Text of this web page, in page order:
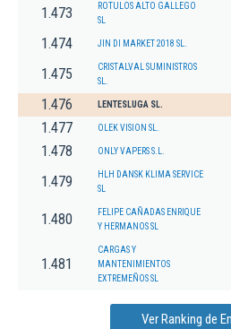
1.473
ROTULOS ALTO GALLEGO
SL
1.474 JIN DI MARKET 2018 SL.
1.475
CRISTALVAL SUMINISTROS
SL.
1.476 LENTESLUGA SL.
1.477 OLEK VISION SL.
1.478 ONLY VAPERS S.L.
1.479
HLH DANSK KLIMA SERVICE
SL
1.480
FELIPE CAÑADAS ENRIQUE
Y HERMANOS SL
1.481
CARGAS Y
MANTENIMIENTOS
EXTREMEÑOS SL
Ver Ranking de